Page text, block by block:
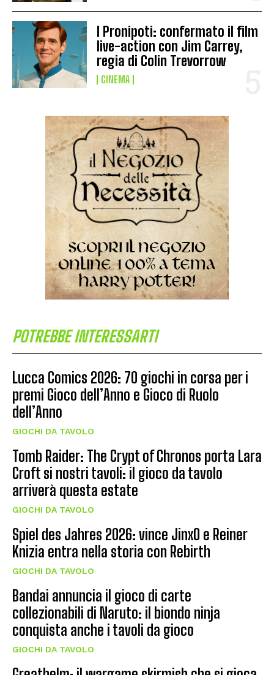
I Pronipoti: confermato il film
live-action con Jim Carrey,
regia di Colin Trevorrow
CINEMA
POTREBBE INTERESSARTI
Lucca Comics 2026: 70 giochi in corsa per i
premi Gioco dell’Anno e Gioco di Ruolo
dell’Anno
GIOCHI DA TAVOLO
Tomb Raider: The Crypt of Chronos porta Lara
Croft si nostri tavoli: il gioco da tavolo
arriverà questa estate
GIOCHI DA TAVOLO
Spiel des Jahres 2026: vince JinxO e Reiner
Knizia entra nella storia con Rebirth
GIOCHI DA TAVOLO
Bandai annuncia il gioco di carte
collezionabili di Naruto: il biondo ninja
conquista anche i tavoli da gioco
GIOCHI DA TAVOLO